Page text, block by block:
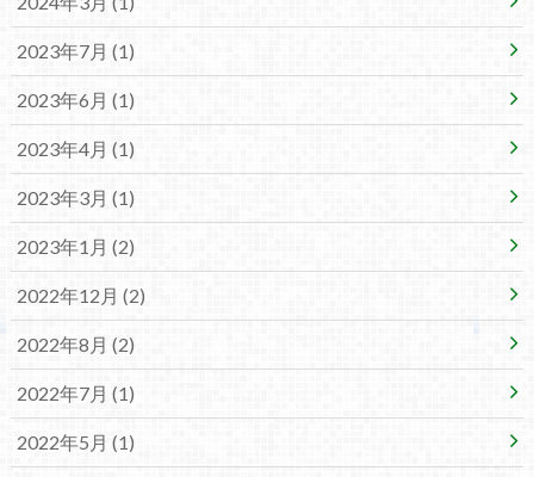
2023年7月 (1)
2023年6月 (1)
2023年4月 (1)
2023年3月 (1)
2023年1月 (2)
2022年12月 (2)
2022年8月 (2)
2022年7月 (1)
2022年5月 (1)